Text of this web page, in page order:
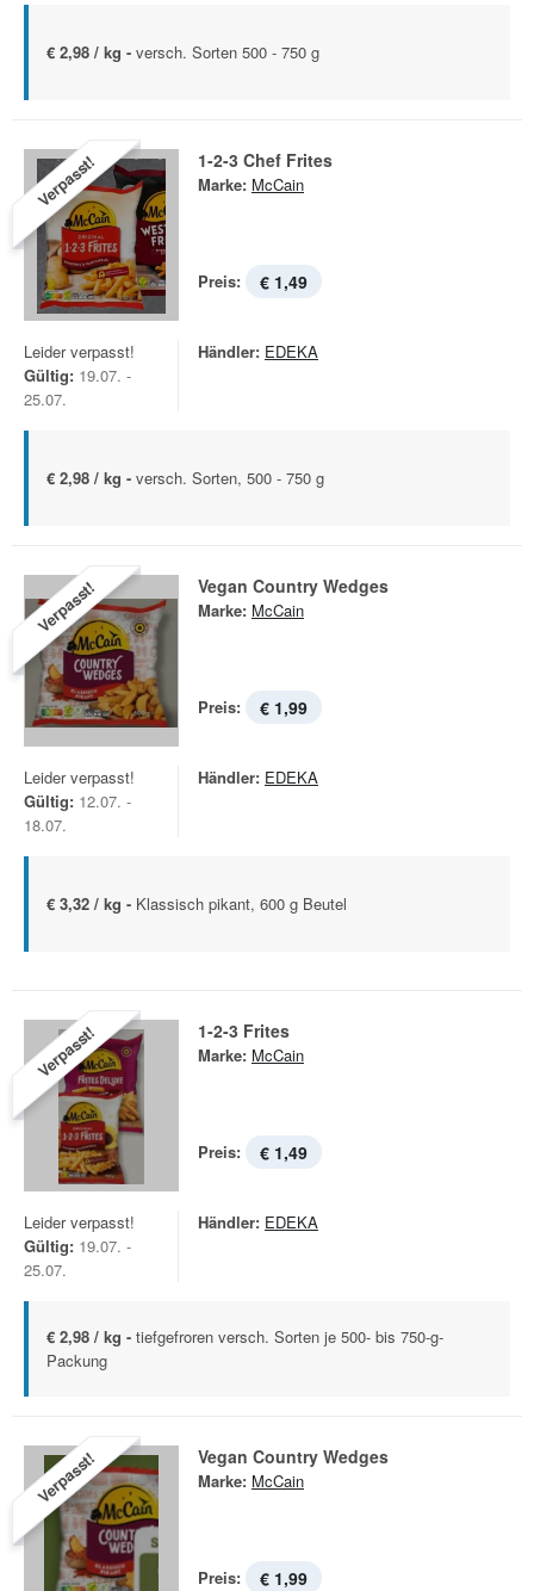
€ 2,98 / kg - versch. Sorten 500 - 750 g
Verpasst! 1-2-3 Chef Frites
Marke: McCain
Preis: € 1,49
Leider verpasst!
Gültig: 19.07. -
25.07.
Händler: EDEKA
€ 2,98 / kg - versch. Sorten, 500 - 750 g
Verpasst! Vegan Country Wedges
Marke: McCain
Preis: € 1,99
Leider verpasst!
Gültig: 12.07. -
18.07.
Händler: EDEKA
€ 3,32 / kg - Klassisch pikant, 600 g Beutel
Verpasst! 1-2-3 Frites
Marke: McCain
Preis: € 1,49
Leider verpasst!
Gültig: 19.07. -
25.07.
Händler: EDEKA
€ 2,98 / kg - tiefgefroren versch. Sorten je 500- bis 750-g-
Packung
Verpasst! Vegan Country Wedges
Marke: McCain
Preis: € 1,99